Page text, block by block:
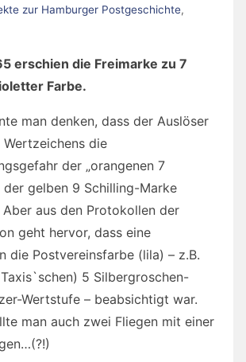
zur Hamburger Postgeschichte,
erschien die Freimarke zu 7
Farbe.
man denken, dass der Auslöser
Wertzeichens die
der „orangenen 7
der gelben 9 Schilling-Marke
Aber aus den Protokollen der
geht hervor, dass eine
die Postvereinsfarbe (lila) – z.B.
5 Silbergroschen-
Wertstufe – beabsichtigt war.
man auch zwei Fliegen mit einer